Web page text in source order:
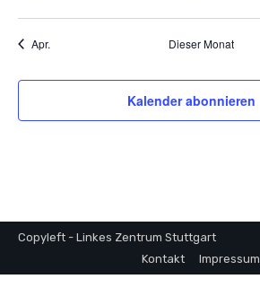
Apr. Dieser Monat
Kalender abonnieren
Copyleft - Linkes Zentrum Stuttgart
Kontakt
Impressum